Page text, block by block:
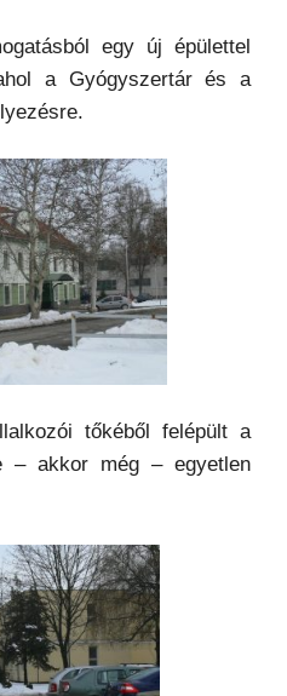
egy új épülettel
a Gyógyszertár és a
tőkéből felépült a
– akkor még – egyetlen